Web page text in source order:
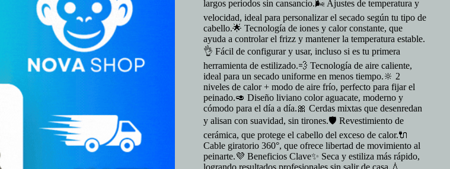
largos periodos sin cansancio.🌬️ Ajustes de temperatura y
velocidad, ideal para personalizar el secado según tu tipo de
cabello.🌟 Tecnología de iones y calor constante, que
ayuda a controlar el frizz y mantener la temperatura estable.
👌 Fácil de configurar y usar, incluso si es tu primera
herramienta de estilizado.💨 Tecnología de aire caliente,
ideal para un secado uniforme en menos tiempo.🔆 2
niveles de calor + modo de aire frío, perfecto para fijar el
peinado.🥑 Diseño liviano color aguacate, moderno y
cómodo para el día a día.🎀 Cerdas mixtas que desenredan
y alisan con suavidad, sin tirones.🛡️ Revestimiento de
cerámica, que protege el cabello del exceso de calor.🔌
Cable giratorio 360°, que ofrece libertad de movimiento al
peinarte.💜 Beneficios Clave✨ Seca y estiliza más rápido,
logrando resultados profesionales sin salir de casa.💧